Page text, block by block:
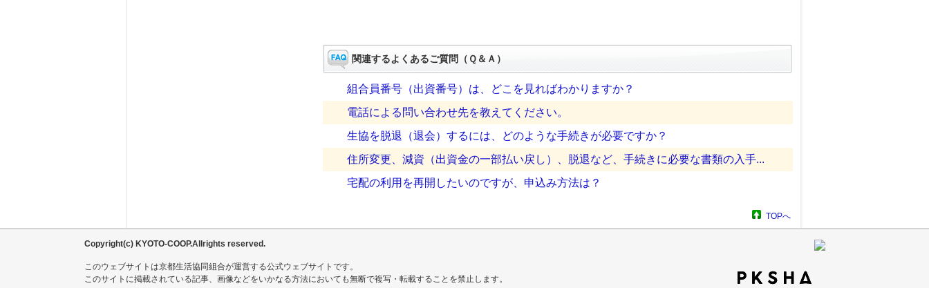
関連するよくあるご質問（Ｑ＆Ａ）
組合員番号（出資番号）は、どこを見ればわかりますか？
電話による問い合わせ先を教えてください。
生協を脱退（退会）するには、どのような手続きが必要ですか？
住所変更、減資（出資金の一部払い戻し）、脱退など、手続きに必要な書類の入手...
宅配の利用を再開したいのですが、申込み方法は？
TOPへ
Copyright(c) KYOTO-COOP.Allrights reserved.
このウェブサイトは京都生活協同組合が運営する公式ウェブサイトです。
このサイトに掲載されている記事、画像などをいかなる方法においても無断で複写・転載することを禁止します。